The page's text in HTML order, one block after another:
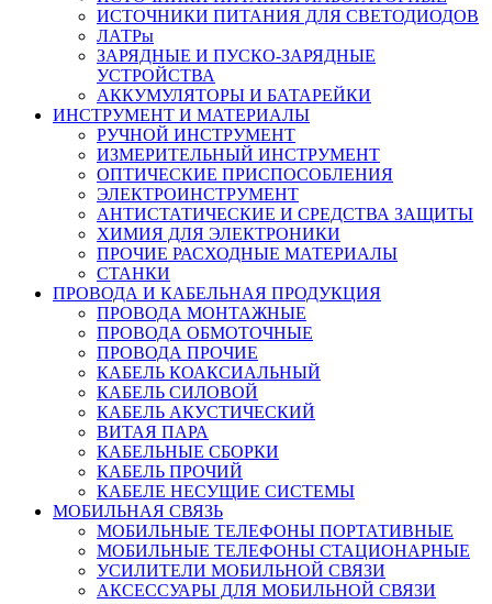
ИСТОЧНИКИ ПИТАНИЯ ДЛЯ СВЕТОДИОДОВ
ЛАТРы
ЗАРЯДНЫЕ И ПУСКО-ЗАРЯДНЫЕ
УСТРОЙСТВА
АККУМУЛЯТОРЫ И БАТАРЕЙКИ
ИНСТРУМЕНТ И МАТЕРИАЛЫ
РУЧНОЙ ИНСТРУМЕНТ
ИЗМЕРИТЕЛЬНЫЙ ИНСТРУМЕНТ
ОПТИЧЕСКИЕ ПРИСПОСОБЛЕНИЯ
ЭЛЕКТРОИНСТРУМЕНТ
АНТИСТАТИЧЕСКИЕ И СРЕДСТВА ЗАЩИТЫ
ХИМИЯ ДЛЯ ЭЛЕКТРОНИКИ
ПРОЧИЕ РАСХОДНЫЕ МАТЕРИАЛЫ
СТАНКИ
ПРОВОДА И КАБЕЛЬНАЯ ПРОДУКЦИЯ
ПРОВОДА МОНТАЖНЫЕ
ПРОВОДА ОБМОТОЧНЫЕ
ПРОВОДА ПРОЧИЕ
КАБЕЛЬ КОАКСИАЛЬНЫЙ
КАБЕЛЬ СИЛОВОЙ
КАБЕЛЬ АКУСТИЧЕСКИЙ
ВИТАЯ ПАРА
КАБЕЛЬНЫЕ СБОРКИ
КАБЕЛЬ ПРОЧИЙ
КАБЕЛЕ НЕСУЩИЕ СИСТЕМЫ
МОБИЛЬНАЯ СВЯЗЬ
МОБИЛЬНЫЕ ТЕЛЕФОНЫ ПОРТАТИВНЫЕ
МОБИЛЬНЫЕ ТЕЛЕФОНЫ СТАЦИОНАРНЫЕ
УСИЛИТЕЛИ МОБИЛЬНОЙ СВЯЗИ
АКСЕССУАРЫ ДЛЯ МОБИЛЬНОЙ СВЯЗИ